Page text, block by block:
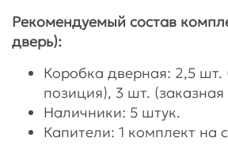
Рекомендуемый состав
дверь):
Коробка дверная: 2,5 шт.
позиция), 3 шт.
Наличники: 5 штук.
Капители: 1 комплект на